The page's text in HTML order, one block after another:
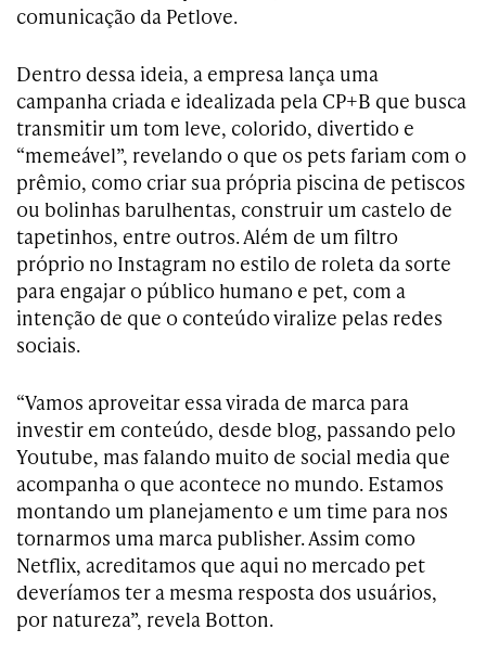
comunicação da Petlove.
Dentro dessa ideia, a empresa lança uma
campanha criada e idealizada pela CP+B que busca
transmitir um tom leve, colorido, divertido e
“memeável”, revelando o que os pets fariam com o
prêmio, como criar sua própria piscina de petiscos
ou bolinhas barulhentas, construir um castelo de
tapetinhos, entre outros. Além de um filtro
próprio no Instagram no estilo de roleta da sorte
para engajar o público humano e pet, com a
intenção de que o conteúdo viralize pelas redes
sociais.
“Vamos aproveitar essa virada de marca para
investir em conteúdo, desde blog, passando pelo
Youtube, mas falando muito de social media que
acompanha o que acontece no mundo. Estamos
montando um planejamento e um time para nos
tornarmos uma marca publisher. Assim como
Netflix, acreditamos que aqui no mercado pet
deveríamos ter a mesma resposta dos usuários,
por natureza”, revela Botton.